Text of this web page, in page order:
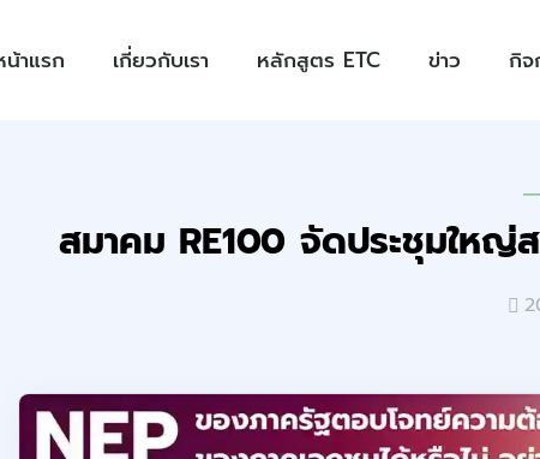
น้าแรก เกี่ยวกับเรา หลักสูตร ETC ข่าว กิจ
สมาคม RE100 จัดประชุมใหญ่